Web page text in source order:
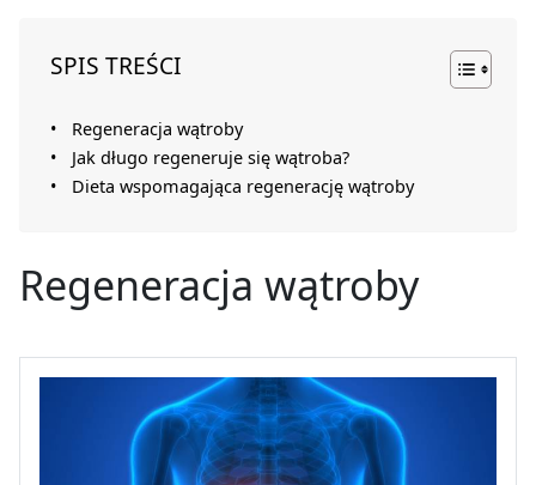
SPIS TREŚCI
Regeneracja wątroby
Jak długo regeneruje się wątroba?
Dieta wspomagająca regenerację wątroby
Regeneracja wątroby